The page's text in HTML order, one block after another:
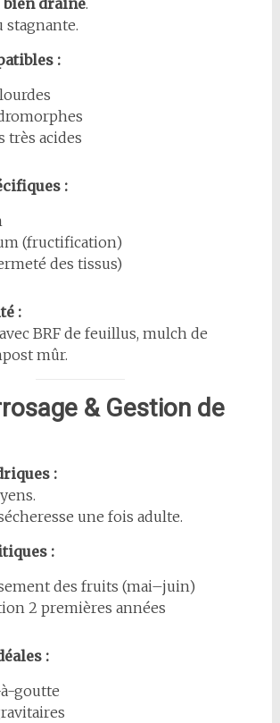
stagnante.
:
très acides
:
(fructification)
des tissus)
:
BRF de feuillus, mulch de
mûr.
& Gestion de
:
une fois adulte.
:
des fruits (mai–juin)
2 premières années
:
goutte